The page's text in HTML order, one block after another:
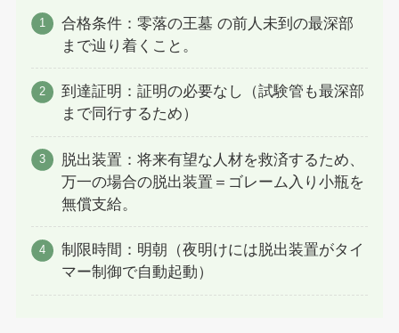
合格条件：零落の王墓 の前人未到の最深部
まで辿り着くこと。
到達証明：証明の必要なし（試験管も最深部
まで同行するため）
脱出装置：将来有望な人材を救済するため、
万一の場合の脱出装置＝ゴレーム入り小瓶を
無償支給。
制限時間：明朝（夜明けには脱出装置がタイ
マー制御で自動起動）